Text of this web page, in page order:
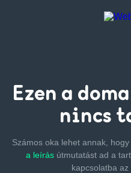
Ezen a
nincs
Számos oka lehet annak,
a leírás útmutatást ad a
kapcsolatba az